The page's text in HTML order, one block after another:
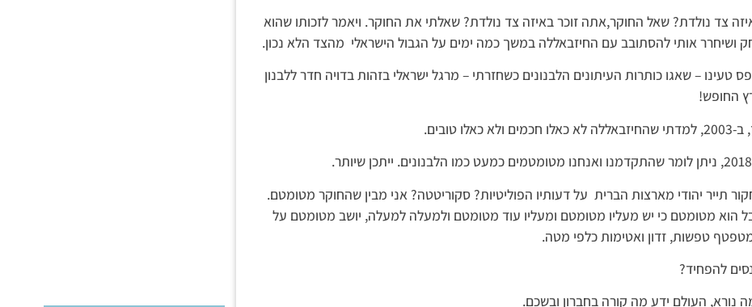
צד נולדת? שאל החוקר,אתה זוכר באיזה צד נולדת? שאלתי את החוקר. ויאמר לזכותו שהוא
ושיחרר אותי להסתובב עם החיזבאללה במשך כמה ימים על הגבול הישראלי מהצד הלא נכון.
טעינו – שאגו כותרות העיתונים הלבנונים כשחזרתי – מרגל ישראלי בזהות בדויה חדר ללבנון
החופש!
לא כאלו חכמים ולא כאלו טובים.
תייר יהודי מארצות הברית על דעותיו הפוליטיות? סקוריטטה? אני מבין שהחוקר מטומטם.
הוא מטומטם כי יש מעליו מטומטם ומעליו עוד מטומטם ולמעלה למעלה, יושב מטומטם על
טפשות, זדון ואטימות כלפי מטה.
להפחיד?
נורא, העולם ידע מה קורה בחברון ובשכם.